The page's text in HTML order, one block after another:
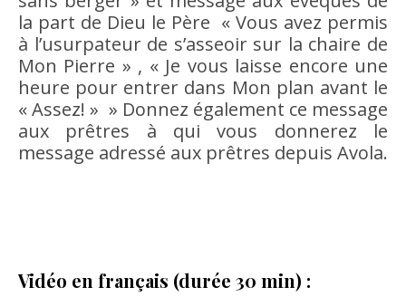
la part de Dieu le Père « Vous avez permis
à l’usurpateur de s’asseoir sur la chaire de
Mon Pierre » , « Je vous laisse encore une
heure pour entrer dans Mon plan avant le
« Assez! » » Donnez également ce message
aux prêtres à qui vous donnerez le
message adressé aux prêtres depuis Avola.
Vidéo en français (durée 30 min) :